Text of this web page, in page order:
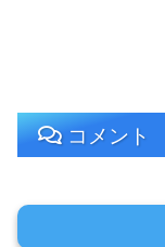
コメント